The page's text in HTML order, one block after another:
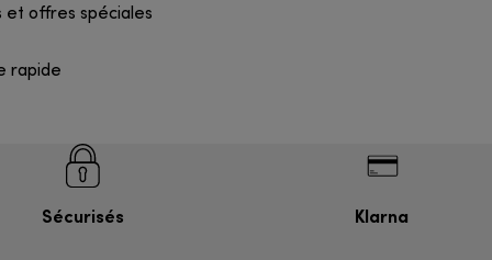
offres spéciales
rapide
Sécurisés Klarna